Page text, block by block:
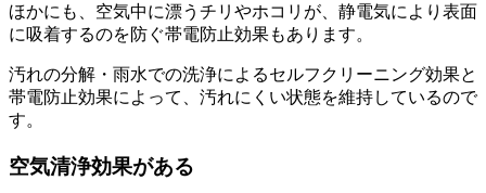
ほかにも、空気中に漂うチリやホコリが、静電気により表面
に吸着するのを防ぐ帯電防止効果もあります。
汚れの分解・雨水での洗浄によるセルフクリーニング効果と
帯電防止効果によって、汚れにくい状態を維持しているので
す。
空気清浄効果がある